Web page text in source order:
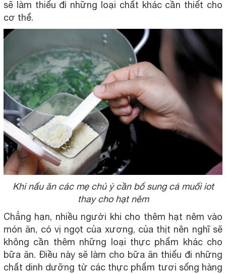
sẽ làm thiếu đi những loại chất khác cần thiết cho
cơ thể.
Khi nấu ăn các mẹ chú ý cần bổ sung cả muối iot
thay cho hạt nêm
Chẳng hạn, nhiều người khi cho thêm hạt nêm vào
món ăn, có vị ngọt của xương, của thịt nên nghĩ sẽ
không cần thêm những loại thực phẩm khác cho
bữa ăn. Điều này sẽ làm cho bữa ăn thiếu đi những
chất dinh dưỡng từ các thực phẩm tươi sống hàng